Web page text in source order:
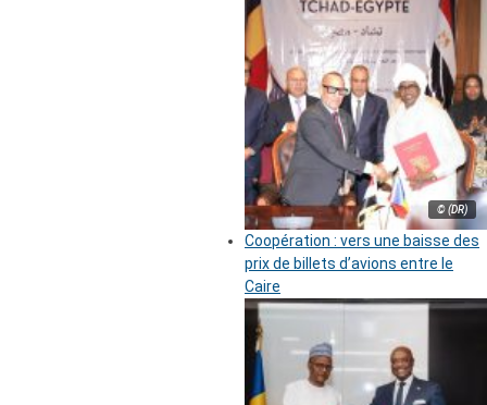
© (DR)
Coopération : vers une baisse des
prix de billets d’avions entre le
Caire